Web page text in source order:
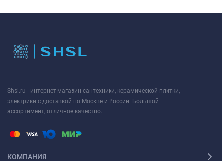
Shsl.ru - интернет-магазин сантехники, керамической плитки,
электрики с доставкой по Москве и России. Большой
ассортимент, отличное качество.
КОМПАНИЯ